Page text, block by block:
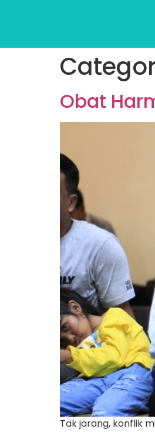
Obat
Tak jarang, konflik